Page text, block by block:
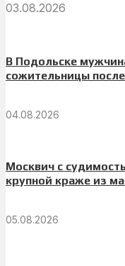
03.08.2026
В Подольске
сожительницы
04.08.2026
Москвич с
крупной краже из
05.08.2026